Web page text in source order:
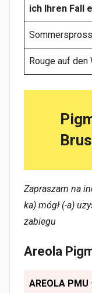
ich Ihren Fall
Rouge auf den
Zapraszam na
ka) mógł (-a)
zabiegu
Areola
AREOLA PMU